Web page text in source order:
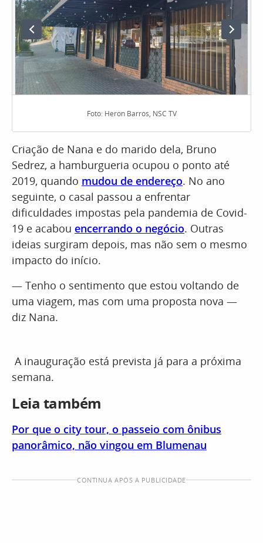
Foto: Heron Barros, NSC TV
Criação de Nana e do marido dela, Bruno
Sedrez, a hamburgueria ocupou o ponto até
2019, quando mudou de endereço. No ano
seguinte, o casal passou a enfrentar
dificuldades impostas pela pandemia de Covid-
19 e acabou encerrando o negócio. Outras
ideias surgiram depois, mas não sem o mesmo
impacto do início.
— Tenho o sentimento que estou voltando de
uma viagem, mas com uma proposta nova —
diz Nana.
A inauguração está prevista já para a próxima
semana.
Leia também
Por que o city tour, o passeio com ônibus
panorâmico, não vingou em Blumenau
CONTINUA APÓS A PUBLICIDADE